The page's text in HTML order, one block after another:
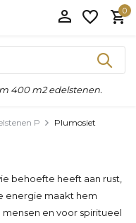
0
400 m2 edelstenen.
P Plumosiet
behoefte heeft aan rust,
energie maakt hem
en voor spiritueel